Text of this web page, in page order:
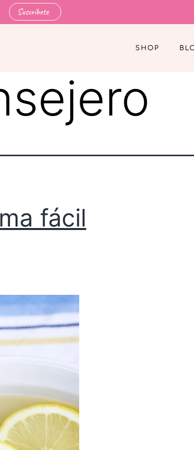
Suscríbete
SHOP
fácil